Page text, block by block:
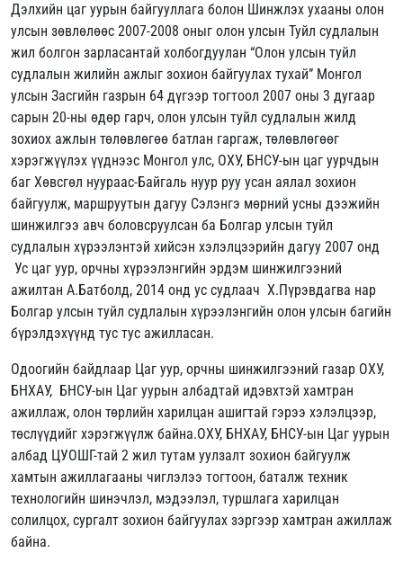
Дэлхийн цаг уурын байгууллага болон Шинжлэх ухааны олон
улсын зөвлөлөөс 2007-2008 оныг олон улсын Туйл судлалын
жил болгон зарласантай холбогдуулан “Олон улсын туйл
судлалын жилийн ажлыг зохион байгуулах тухай” Монгол
улсын Засгийн газрын 64 дүгээр тогтоол 2007 оны 3 дугаар
сарын 20-ны өдөр гарч, олон улсын туйл судлалын жилд
зохиох ажлын төлөвлөгөө батлан гаргаж, төлөвлөгөөг
хэрэгжүүлэх үүднээс Монгол улс, ОХУ, БНСУ-ын цаг уурчдын
баг Хөвсгөл нуураас-Байгаль нуур руу усан аялал зохион
байгуулж, маршруутын дагуу Сэлэнгэ мөрний усны дээжийн
шинжилгээ авч боловсруулсан ба Болгар улсын туйл
судлалын хүрээлэнтэй хийсэн хэлэлцээрийн дагуу 2007 онд
Ус цаг уур, орчны хүрээлэнгийн эрдэм шинжилгээний
ажилтан А.Батболд, 2014 онд ус судлаач Х.Пүрэвдагва нар
Болгар улсын туйл судлалын хүрээлэнгийн олон улсын багийн
бүрэлдэхүүнд тус тус ажилласан.
Одоогийн байдлаар Цаг уур, орчны шинжилгээний газар ОХУ,
БНХАУ, БНСУ-ын Цаг уурын албадтай идэвхтэй хамтран
ажиллаж, олон төрлийн харилцан ашигтай гэрээ хэлэлцээр,
төслүүдийг хэрэгжүүлж байна.ОХУ, БНХАУ, БНСУ-ын Цаг уурын
албад ЦУОШГ-тай 2 жил тутам уулзалт зохион байгуулж
хамтын ажиллагааны чиглэлээ тогтоон, баталж техник
технологийн шинэчлэл, мэдээлэл, туршлага харилцан
солилцох, сургалт зохион байгуулах зэргээр хамтран ажиллаж
байна.